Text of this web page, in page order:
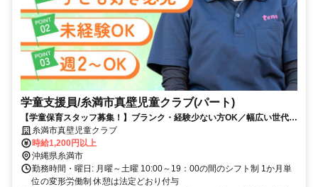
学童支援員/糸満市真壁児童クラブ(パート)
【学童保育スタッフ募集！】ブランク・経験少ない方OK／幅広い世代が
活躍中／まずは簡単な業務から始められます♪
糸満市真壁児童クラブ
時給1,200円以上
沖縄県糸満市
勤務時間・曜日: 月曜～土曜 10:00～19：00の間のシフト制 1か月単
位の変形労働制 休憩は法定どおり付与